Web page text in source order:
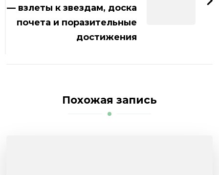
— взлеты к звездам, доска
почета и поразительные
достижения
Похожая запись